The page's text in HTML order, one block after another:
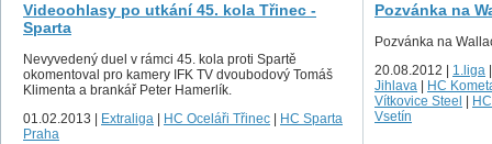
Videoohlasy po utkání 45. kola Třinec -
Sparta
Nevyvedený duel v rámci 45. kola proti Spartě
okomentoval pro kamery IFK TV dvoubodový Tomáš
Klimenta a brankář Peter Hamerlík.
01.02.2013 |
Extraliga HC Oceláři Třinec
HC Sparta
Praha
Pozvánka na
Pozvánka na
20.08.2012 | 1.liga
Jihlava
HC
Vítkovice Steel
Vsetín